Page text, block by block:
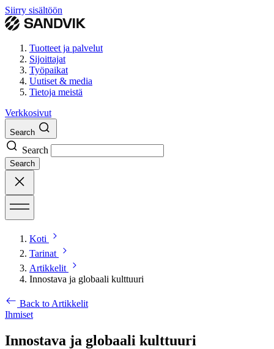
Siirry sisältöön
Tuotteet ja palvelut
Sijoittajat
Työpaikat
Uutiset & media
Tietoja meistä
Verkkosivut
Search
Search
Search
Koti
Tarinat
Artikkelit
Innostava ja globaali kulttuuri
Back to Artikkelit
Ihmiset
Innostava ja globaali kulttuuri